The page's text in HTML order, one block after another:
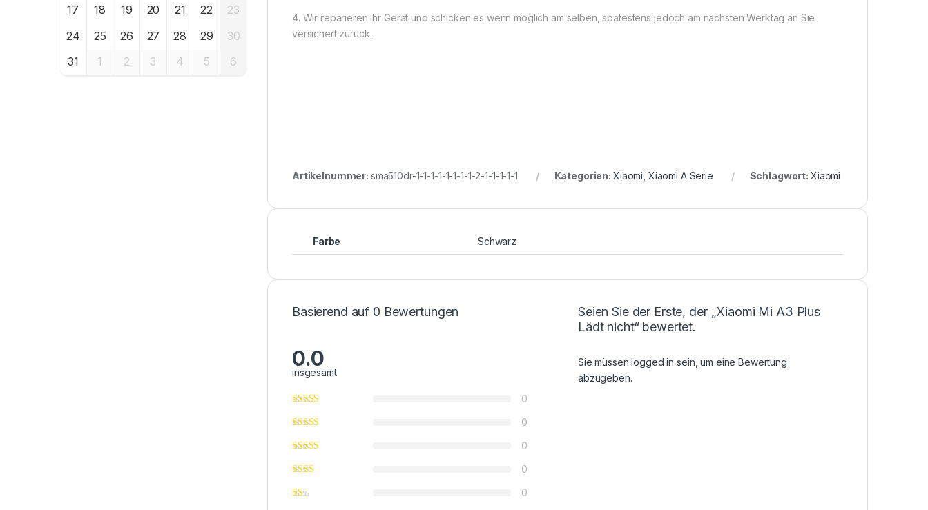
4. Wir reparieren Ihr Gerät und schicken es wenn möglich am selben, spätestens jedoch am nächsten Werktag an Sie
versichert zurück.
Artikelnummer: sma510dr-1-1-1-1-1-1-1-1-2-1-1-1-1-1 Kategorien: Xiaomi Xiaomi A Serie Schlagwort: Xiaomi
Farbe Schwarz
Basierend auf 0 Bewertungen
0.0
insgesamt
0
0
0
0
0
Seien Sie der Erste, der „Xiaomi Mi A3 Plus
Lädt nicht“ bewertet.
Sie müssenlogged in sein, um eine Bewertung
abzugeben.
17
18 19 20 21 22
23
24
25 26 27 28 29
30
31
1 2 3 4 5 6